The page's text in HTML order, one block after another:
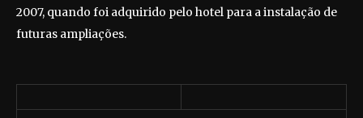
2007, quando foi adquirido pelo hotel para a instalação de
futuras ampliações.